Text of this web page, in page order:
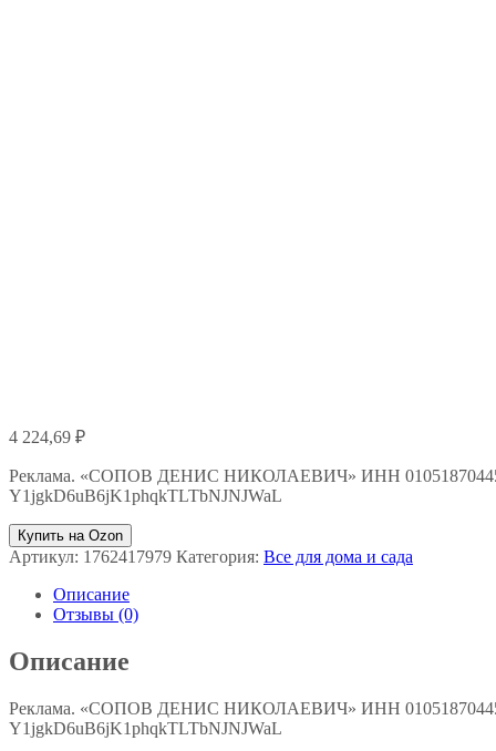
4 224,69 ₽
Реклама. «СОПОВ ДЕНИС НИКОЛАЕВИЧ» ИНН
Y1jgkD6uB6jK1phqkTLTbNJNJWaL
Купить на Ozon
Артикул: 1762417979 Категория: Все для дома и сада
Описание
Отзывы (0)
Описание
Реклама. «СОПОВ ДЕНИС НИКОЛАЕВИЧ» ИНН
Y1jgkD6uB6jK1phqkTLTbNJNJWaL